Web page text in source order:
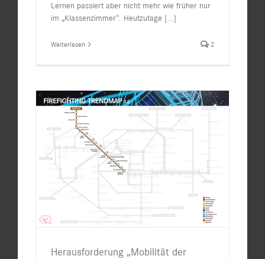
Lernen passiert aber nicht mehr wie früher nur
im „Klassenzimmer“. Heutzutage [...]
Weiterlesen 2
Herausforderung „Mobilität der